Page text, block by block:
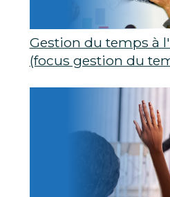
Gestion du temps à
(focus gestion du